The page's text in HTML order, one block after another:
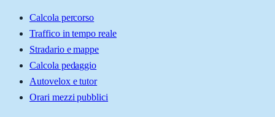
Calcola percorso
Traffico in tempo reale
Stradario e mappe
Calcola pedaggio
Autovelox e tutor
Orari mezzi pubblici